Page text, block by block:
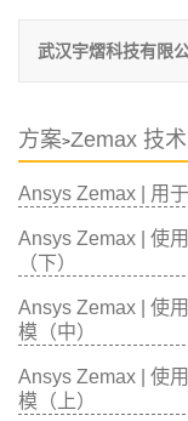
武汉宇熠科技有限
方案>Zemax 技
Ansys Zemax | 用
Ansys Zemax | 使
（下）
Ansys Zemax | 使
模（中）
Ansys Zemax | 使
模（上）